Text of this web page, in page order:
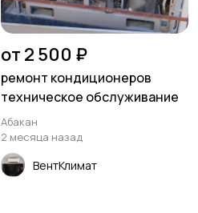
от 2 500 ₽
ремонт кондиционеров
техническое обслуживание
Абакан
2 месяца назад
ВентКлимат